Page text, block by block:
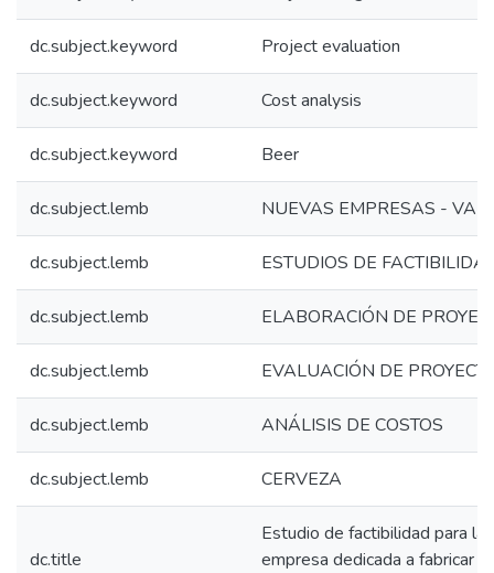
dc.subject.keyword Project evaluation
dc.subject.keyword Cost analysis
dc.subject.keyword Beer
dc.subject.lemb NUEVAS EMPRESAS -
dc.subject.lemb ESTUDIOS DE
dc.subject.lemb ELABORACIÓN DE
dc.subject.lemb EVALUACIÓN DE
dc.subject.lemb ANÁLISIS DE COSTOS
dc.subject.lemb CERVEZA
dc.title
Estudio de factibilidad para la
empresa dedicada a fabricar